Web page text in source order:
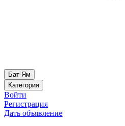
Бат-Ям
Категория
Войти
Регистрация
Дать объявление